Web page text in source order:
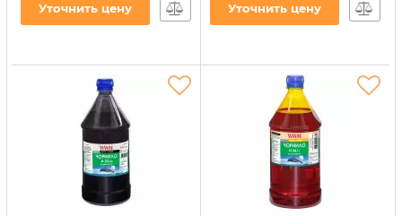
PL-INK-HP-C
Уточнить цену
PL-INK-HP-B
Уточнить цену